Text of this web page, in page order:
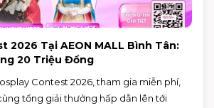
2026 Tại AEON MALL Bình Tân:
20 Triệu Đồng
Contest 2026, tham gia miễn phí,
tổng giải thưởng hấp dẫn lên tới